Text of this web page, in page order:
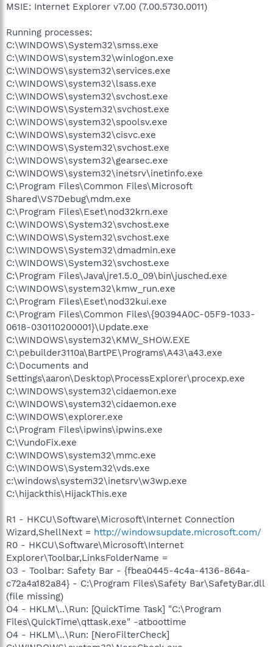
MSIE: Internet Explorer v7.00 (7.00.5730.0011)
Running processes:
C:\WINDOWS\System32\smss.exe
C:\WINDOWS\system32\winlogon.exe
C:\WINDOWS\system32\services.exe
C:\WINDOWS\system32\lsass.exe
C:\WINDOWS\system32\svchost.exe
C:\WINDOWS\System32\svchost.exe
C:\WINDOWS\system32\spoolsv.exe
C:\WINDOWS\system32\cisvc.exe
C:\WINDOWS\System32\svchost.exe
C:\WINDOWS\system32\gearsec.exe
C:\WINDOWS\system32\inetsrv\inetinfo.exe
C:\Program Files\Common Files\Microsoft
Shared\VS7Debug\mdm.exe
C:\Program Files\Eset\nod32krn.exe
C:\WINDOWS\System32\svchost.exe
C:\WINDOWS\System32\svchost.exe
C:\WINDOWS\System32\dmadmin.exe
C:\WINDOWS\System32\svchost.exe
C:\Program Files\Java\jre1.5.0_09\bin\jusched.exe
C:\WINDOWS\system32\kmw_run.exe
C:\Program Files\Eset\nod32kui.exe
C:\Program Files\Common Files\{90394A0C-05F9-1033-
0618-030110200001}\Update.exe
C:\WINDOWS\system32\KMW_SHOW.EXE
C:\pebuilder3110a\BartPE\Programs\A43\a43.exe
C:\Documents and
Settings\aaron\Desktop\ProcessExplorer\procexp.exe
C:\WINDOWS\system32\cidaemon.exe
C:\WINDOWS\system32\cidaemon.exe
C:\WINDOWS\explorer.exe
C:\Program Files\ipwins\ipwins.exe
C:\VundoFix.exe
C:\WINDOWS\system32\mmc.exe
C:\WINDOWS\System32\vds.exe
c:\windows\system32\inetsrv\w3wp.exe
C:\hijackthis\HijackThis.exe
R1 - HKCU\Software\Microsoft\Internet Connection
Wizard,ShellNext = http://windowsupdate.microsoft.com/
R0 - HKCU\Software\Microsoft\Internet
Explorer\Toolbar,LinksFolderName =
O3 - Toolbar: Safety Bar - {fbea0445-4c4a-4136-864a-
c72a4a182a84} - C:\Program Files\Safety Bar\SafetyBar.dll
(file missing)
O4 - HKLM\..\Run: [QuickTime Task] "C:\Program
Files\QuickTime\qttask.exe" -atboottime
O4 - HKLM\..\Run: [NeroFilterCheck]